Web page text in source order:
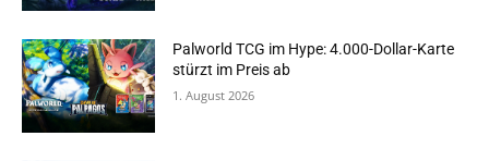
Palworld TCG im Hype: 4.000-Dollar-Karte
stürzt im Preis ab
1. August 2026